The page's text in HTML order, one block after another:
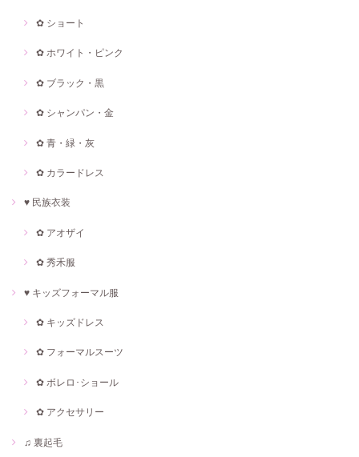
✿ ショート
✿ ホワイト・ピンク
✿ ブラック・黒
✿ シャンパン・金
✿ 青・緑・灰
✿ カラードレス
♥ 民族衣装
✿ アオザイ
✿ 秀禾服
♥ キッズフォーマル服
✿ キッズドレス
✿ フォーマルスーツ
✿ ボレロ･ショール
✿ アクセサリー
♫ 裏起毛